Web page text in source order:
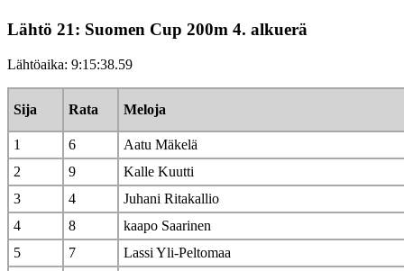
Lähtö 21: Suomen Cup 200m 4. alkuerä
Lähtöaika: 9:15:38.59
Sija Rata Meloja
1 6
Aatu Mäkelä
2
9
Kalle Kuutti
3
4
Juhani Ritakallio
4
8
kaapo Saarinen
5
7
Lassi Yli-Peltomaa